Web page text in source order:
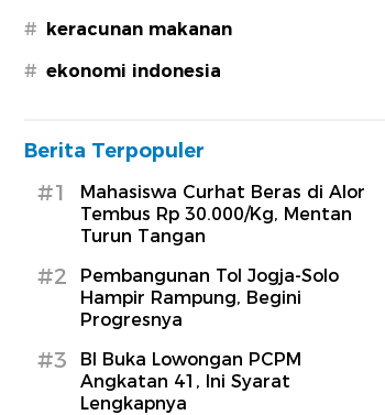
# keracunan makanan
# ekonomi indonesia
Berita Terpopuler
#1
Mahasiswa Curhat Beras di Alor
Tembus Rp 30.000/Kg, Mentan
Turun Tangan
#2
Pembangunan Tol Jogja-Solo
Hampir Rampung, Begini
Progresnya
#3
BI Buka Lowongan PCPM
Angkatan 41, Ini Syarat
Lengkapnya